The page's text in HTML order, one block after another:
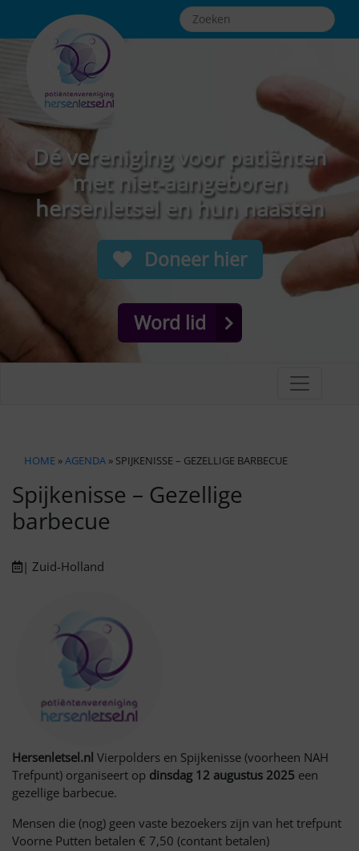
Dé vereniging voor patiënten
met niet-aangeboren
hersenletsel en hun naasten
Doneer hier
Word lid
HOME »AGENDA » SPIJKENISSE – GEZELLIGE BARBECUE
Spijkenisse – Gezellige
barbecue
| Zuid-Holland
Hersenletsel.nl Vierpolders en Spijkenisse (voorheen NAH
Trefpunt) organiseert op dinsdag 12 augustus 2025 een
gezellige barbecue.
Mensen die (nog) geen vaste bezoekers zijn van het trefpunt
Voorne Putten betalen € 7,50 (contant betalen)